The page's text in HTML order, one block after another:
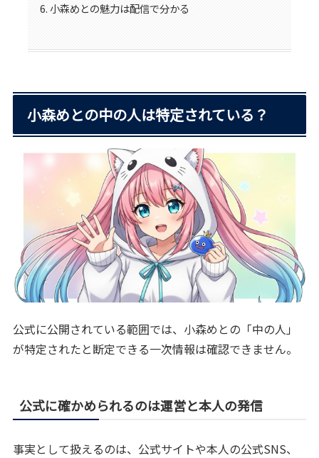
小森めとの魅力は配信で分かる
小森めとの中の人は特定されている？
公式に公開されている範囲では、小森めとの「中の人」
が特定されたと断定できる一次情報は確認できません。
公式に確かめられるのは運営と本人の発信
事実として扱えるのは、公式サイトや本人の公式SNS、